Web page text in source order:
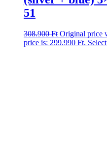
51
308.900Ft Original price
price is: 299.990 Ft.